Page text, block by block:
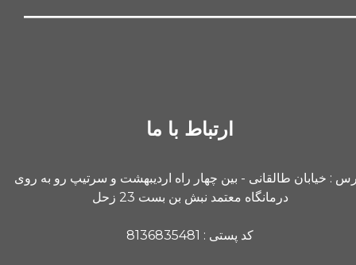
ارتباط با ما
: خیابان طالقانی - بین چهار راه اردیبهشت و سرتیپ رو به روی
درمانگاه معتمد نبش بن بست 23 زحل
کد پستی : 8136835481